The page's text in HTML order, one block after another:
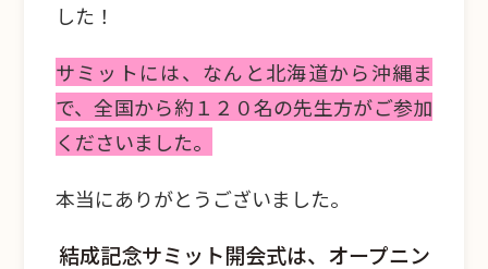
した！
サミットには、なんと北海道から沖縄ま
で、全国から約１２０名の先生方がご参加
くださいました。
本当にありがとうございました。
結成記念サミット開会式は、オープニン